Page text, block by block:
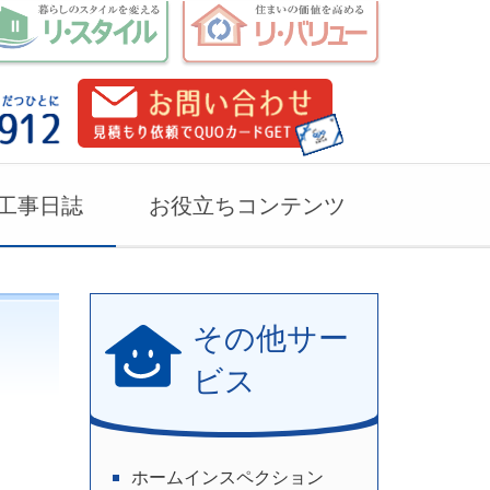
事日誌 お役立ちコンテンツ
その他サー
ビス
ホームインスペクション